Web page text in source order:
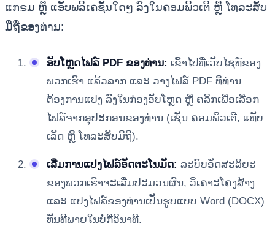
ແກຣມ ຫຼື ແອັບພລິເຄຊັນໃດໆ ລົງໃນຄອມພິວເຕີ ຫຼື ໂທລະສັບ
ມືຖືຂອງທ່ານ:
ອັບໂຫຼດໄຟລ໌ PDF ຂອງທ່ານ: ເຂົ້າໄປທີ່ເວັບໄຊທ໌ຂອງ
ພວກເຮົາ ແລ້ວລາກ ແລະ ວາງໄຟລ໌ PDF ທີ່ທ່ານ
ຕ້ອງການແປງ ລົງໃນກ່ອງອັບໂຫຼດ ຫຼື ຄລິກເພື່ອເລືອກ
ໄຟລ໌ຈາກອຸປະກອນຂອງທ່ານ (ເຊັ່ນ ຄອມພິວເຕີ, ແທັບ
ເລັດ ຫຼື ໂທລະສັບມືຖື).
ເລີ່ມການແປງໄຟລ໌ອັດຕະໂນມັດ: ລະບົບອັດສະລິຍະ
ຂອງພວກເຮົາຈະເລີ່ມປະມວນຜົນ, ວິເຄາະໂຄງສ້າງ
ແລະ ແປງໄຟລ໌ຂອງທ່ານເປັນຮູບແບບ Word (DOCX)
ທັນທີພາຍໃນບໍ່ກີ່ວິນາທີ.